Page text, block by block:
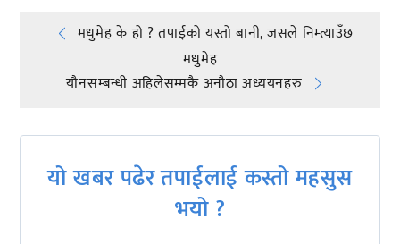
Post
navigation
मधुमेह के हो ? तपाईको यस्तो बानी, जसले निम्त्याउँछ
मधुमेह
यौनसम्बन्धी अहिलेसम्मकै अनौठा अध्ययनहरु
यो खबर पढेर तपाईलाई कस्तो महसुस
भयो ?